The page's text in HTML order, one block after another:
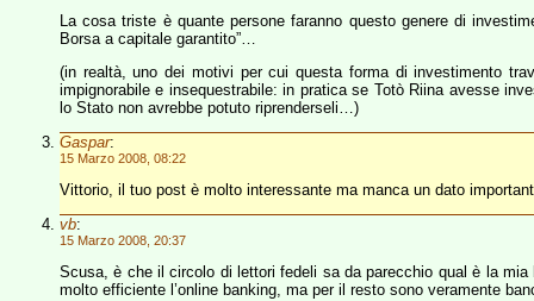
La cosa triste è quante persone faranno questo genere di
Borsa a capitale garantito”…
(in realtà, uno dei motivi per cui questa forma di investimento
impignorabile e insequestrabile: in pratica se Totò Riina avesse
lo Stato non avrebbe potuto riprenderseli…)
Gaspar:
15 Marzo 2008, 08:22
Vittorio, il tuo post è molto interessante ma manca un dato
vb:
15 Marzo 2008, 20:37
Scusa, è che il circolo di lettori fedeli sa da parecchio qual è la
molto efficiente l’online banking, ma per il resto sono veramente